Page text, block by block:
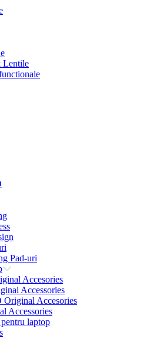
Lentile
Pad-uri
Accesories
Accessories
Accesories
Accessories
laptop